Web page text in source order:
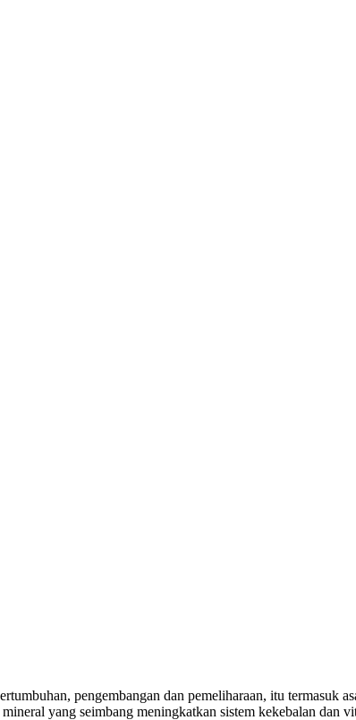
pengembangan dan pemeliharaan, itu termasuk
yang seimbang meningkatkan sistem kekebalan dan